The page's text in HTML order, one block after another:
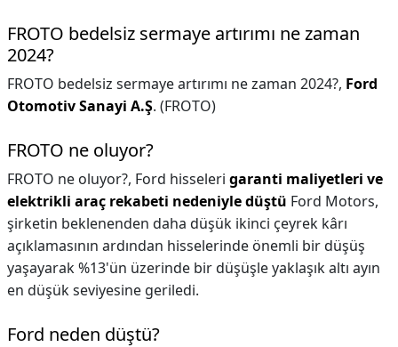
FROTO bedelsiz sermaye artırımı ne zaman
2024?
FROTO bedelsiz sermaye artırımı ne zaman 2024?, Ford
Otomotiv Sanayi A.Ş. (FROTO)
FROTO ne oluyor?
FROTO ne oluyor?, Ford hisseleri garanti maliyetleri ve
elektrikli araç rekabeti nedeniyle düştü Ford Motors,
şirketin beklenenden daha düşük ikinci çeyrek kârı
açıklamasının ardından hisselerinde önemli bir düşüş
yaşayarak %13'ün üzerinde bir düşüşle yaklaşık altı ayın
en düşük seviyesine geriledi.
Ford neden düştü?